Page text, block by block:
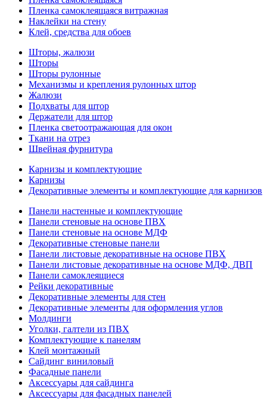
Пленка самоклеящаяся витражная
Наклейки на стену
Клей, средства для обоев
Шторы, жалюзи
Шторы
Шторы рулонные
Механизмы и крепления рулонных штор
Жалюзи
Подхваты для штор
Держатели для штор
Пленка светоотражающая для окон
Ткани на отрез
Швейная фурнитура
Карнизы и комплектующие
Карнизы
Декоративные элементы и комплектующие для карнизов
Панели настенные и комплектующие
Панели стеновые на основе ПВХ
Панели стеновые на основе МДФ
Декоративные стеновые панели
Панели листовые декоративные на основе ПВХ
Панели листовые декоративные на основе МДФ, ДВП
Панели самоклеящиеся
Рейки декоративные
Декоративные элементы для стен
Декоративные элементы для оформления углов
Молдинги
Уголки, галтели из ПВХ
Комплектующие к панелям
Клей монтажный
Сайдинг виниловый
Фасадные панели
Аксессуары для сайдинга
Аксессуары для фасадных панелей